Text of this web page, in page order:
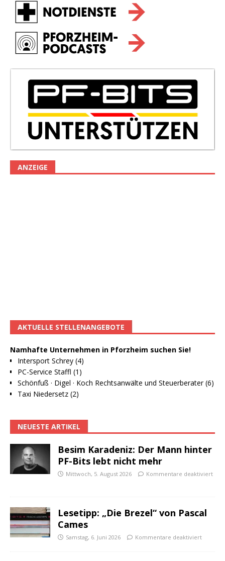
ANZEIGE
AKTUELLE STELLENANGEBOTE
Namhafte Unternehmen in Pforzheim suchen Sie!
Intersport Schrey (4)
PC-Service Staffl (1)
Schönfuß · Digel · Koch Rechtsanwälte und Steuerberater (6)
Taxi Niedersetz (2)
NEUESTE ARTIKEL
Besim Karadeniz: Der Mann hinter
PF-Bits lebt nicht mehr
Mittwoch, 5. August 2026 Kommentare deaktiviert
Lesetipp: „Die Brezel“ von Pascal
Cames
Samstag, 6. Juni 2026 Kommentare deaktiviert